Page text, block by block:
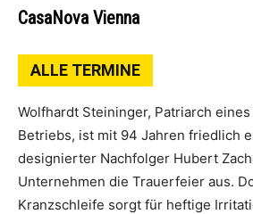
CasaNova Vienna
ALLE TERMINE
Wolfhardt Steininger, Patriarch
Betriebs, ist mit 94 Jahren friedlich
designierter Nachfolger Hubert
Unternehmen die Trauerfeier aus.
Kranzschleife sorgt für heftige